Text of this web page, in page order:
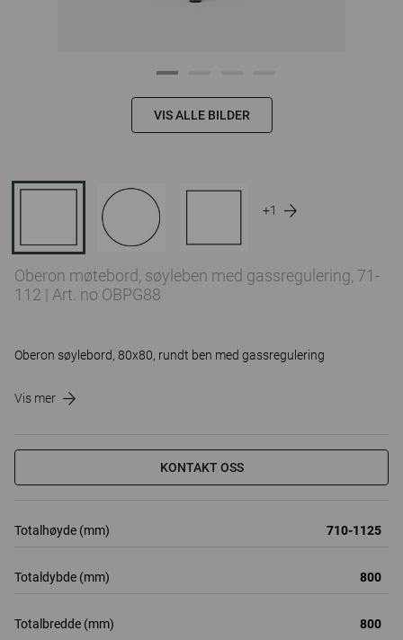
VIS ALLE BILDER
+1
Oberon møtebord, søyleben med gassregulering, 71-
112 | Art. no OBPG88
Oberon søylebord, 80x80, rundt ben med gassregulering
Vis mer
KONTAKT OSS
Totalhøyde (mm) 710-1125
Totaldybde (mm) 800
Totalbredde (mm) 800